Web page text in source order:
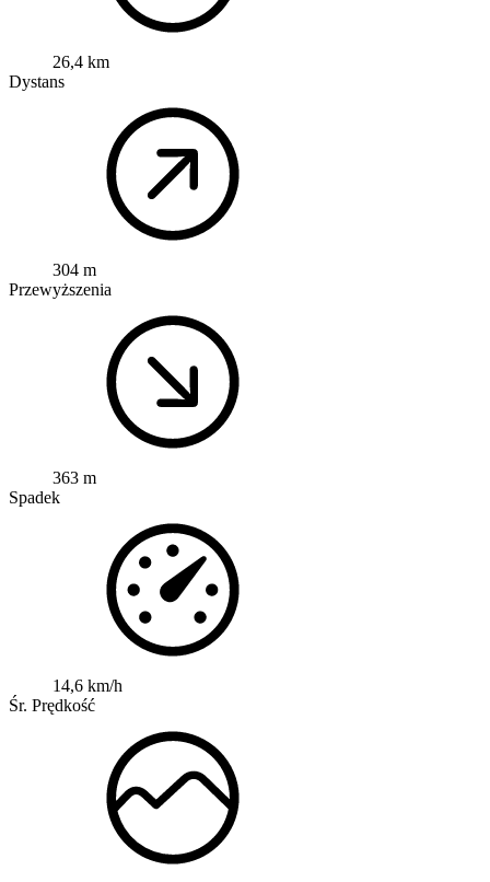
26,4 km
Dystans
304 m
Przewyższenia
363 m
Spadek
14,6 km/h
Śr. Prędkość